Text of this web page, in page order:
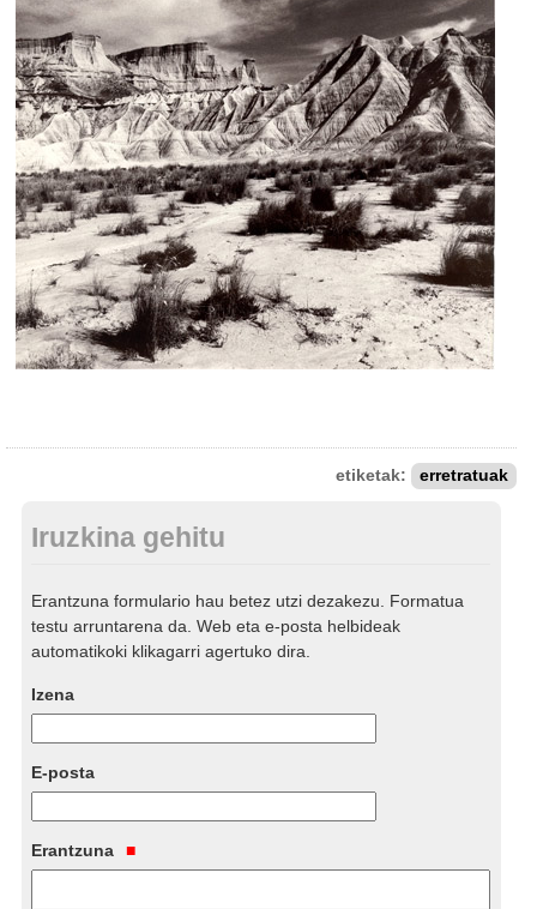
etiketak: erretratuak
Iruzkina gehitu
Erantzuna formulario hau betez utzi dezakezu. Formatua
testu arruntarena da. Web eta e-posta helbideak
automatikoki klikagarri agertuko dira.
Izena
E-posta
Erantzuna